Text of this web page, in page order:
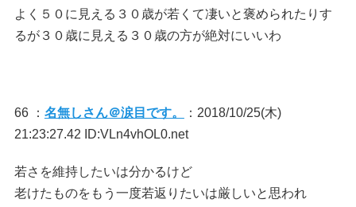
よく５０に見える３０歳が若くて凄いと褒められたりす
るが３０歳に見える３０歳の方が絶対にいいわ
66 ： 名無しさん＠涙目です。
：2018/10/25(木)
21:23:27.42 ID:VLn4vhOL0.net
若さを維持したいは分かるけど
老けたものをもう一度若返りたいは厳しいと思われ